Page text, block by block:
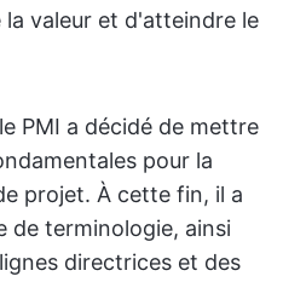
valeur et d'atteindre le
PMI a décidé de mettre
pour la
projet. À cette fin, il a
de terminologie, ainsi
directrices et des